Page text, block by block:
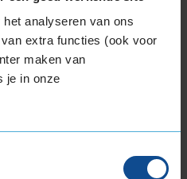
analyseren van ons
extra functies (ook voor
maken van
je in onze